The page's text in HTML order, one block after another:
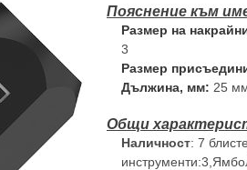
Размер на
3
Размер
Дължина, мм: 25
Наличност: 7